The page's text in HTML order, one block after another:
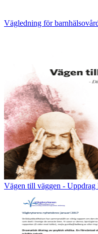
Vägledning för
Vägen till väggen - Uppdrag